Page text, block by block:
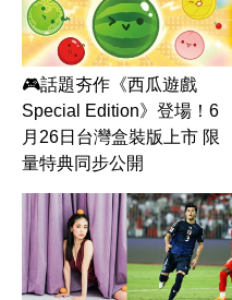
🎮話題夯作《西瓜遊戲
Special Edition》登場！6
月26日台灣盒裝版上市 限
量特典同步公開